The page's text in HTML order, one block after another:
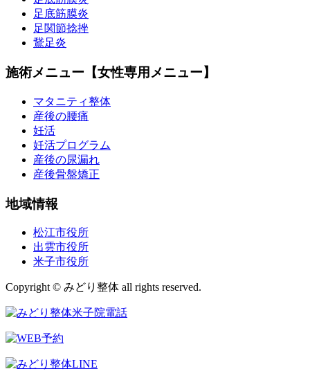
足底筋膜炎
足関節捻挫
鵞足炎
施術メニュー【女性専用メニュー】
マタニティ整体
産後の腰痛
妊活
妊活プログラム
産後の尿漏れ
産後骨盤矯正
地域情報
松江市役所
出雲市役所
米子市役所
Copyright © みどり整体 all rights reserved.